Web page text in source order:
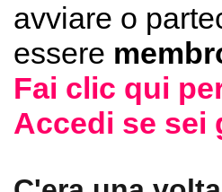
avviare o
essere
Fai clic qui
Accedi se sei